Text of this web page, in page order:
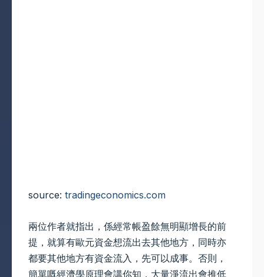
source:tradingeconomics.com
兩位作者就指出，係經常帳盈餘無明顯增長的前
提，就算有歐元資金想流出去其他地方，同時亦
都要其他地方有資金流入，先可以成事。否則，
簡單嘅經濟學原理會講你知，大量淨流出會推低